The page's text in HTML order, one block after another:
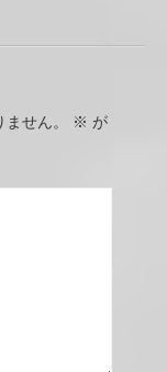
せん。 ※ が